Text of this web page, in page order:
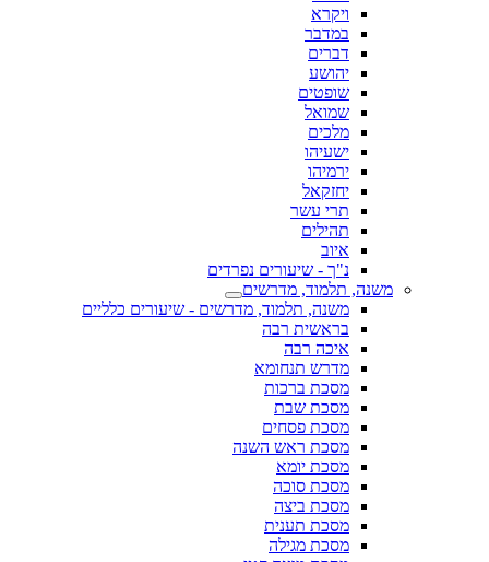
ויקרא
במדבר
דברים
יהושע
שופטים
שמואל
מלכים
ישעיהו
ירמיהו
יחזקאל
תרי עשר
תהילים
איוב
נ"ך - שיעורים נפרדים
משנה, תלמוד, מדרשים
משנה, תלמוד, מדרשים - שיעורים כלליים
בראשית רבה
איכה רבה
מדרש תנחומא
מסכת ברכות
מסכת שבת
מסכת פסחים
מסכת ראש השנה
מסכת יומא
מסכת סוכה
מסכת ביצה
מסכת תענית
מסכת מגילה